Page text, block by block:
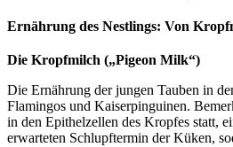
Ernährung des Nestlings: Von
Die Kropfmilch („Pigeon Milk“)
Die Ernährung der jungen Tauben in
Flamingos und Kaiserpinguinen.
in den Epithelzellen des Kropfes statt,
erwarteten Schlupftermin der Küken,